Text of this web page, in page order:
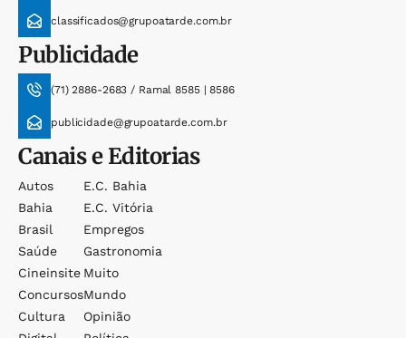
classificados@grupoatarde.com.br
Publicidade
(71) 2886-2683 / Ramal 8585 | 8586
publicidade@grupoatarde.com.br
Canais e Editorias
Autos
Bahia
Brasil
Saúde
Cineinsite
Concursos
Cultura
E.c. Bahia
E.c. Vitória
Empregos
Gastronomia
Muito
Mundo
Opinião